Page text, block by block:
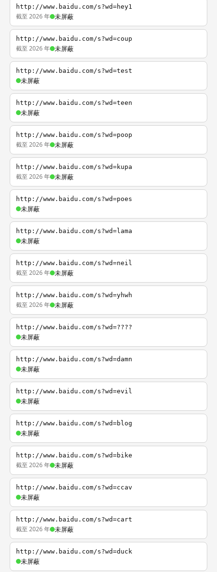
http://www.baidu.com/s?wd=hey1
截至 2026 年 未屏蔽
http://www.baidu.com/s?wd=coup
截至 2026 年 未屏蔽
http://www.baidu.com/s?wd=test
未屏蔽
http://www.baidu.com/s?wd=teen
未屏蔽
http://www.baidu.com/s?wd=poop
截至 2026 年 未屏蔽
http://www.baidu.com/s?wd=kupa
截至 2026 年 未屏蔽
http://www.baidu.com/s?wd=poes
未屏蔽
http://www.baidu.com/s?wd=lama
未屏蔽
http://www.baidu.com/s?wd=neil
截至 2026 年 未屏蔽
http://www.baidu.com/s?wd=yhwh
截至 2026 年 未屏蔽
http://www.baidu.com/s?wd=????
未屏蔽
http://www.baidu.com/s?wd=damn
未屏蔽
http://www.baidu.com/s?wd=evil
未屏蔽
http://www.baidu.com/s?wd=blog
未屏蔽
http://www.baidu.com/s?wd=bike
截至 2026 年 未屏蔽
http://www.baidu.com/s?wd=ccav
未屏蔽
http://www.baidu.com/s?wd=cart
截至 2026 年 未屏蔽
http://www.baidu.com/s?wd=duck
未屏蔽